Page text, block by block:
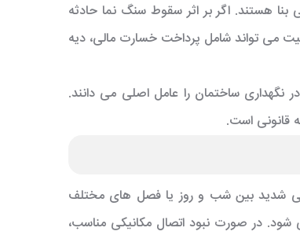
هستند. اگر بر اثر سقوط سنگ نما حادثه
می تواند شامل پرداخت خسارت مالی، دیه
نگهداری ساختمان را عامل اصلی می دانند.
قانونی است.
شدید بین شب و روز یا فصل های مختلف
شود. در صورت نبود اتصال مکانیکی مناسب،